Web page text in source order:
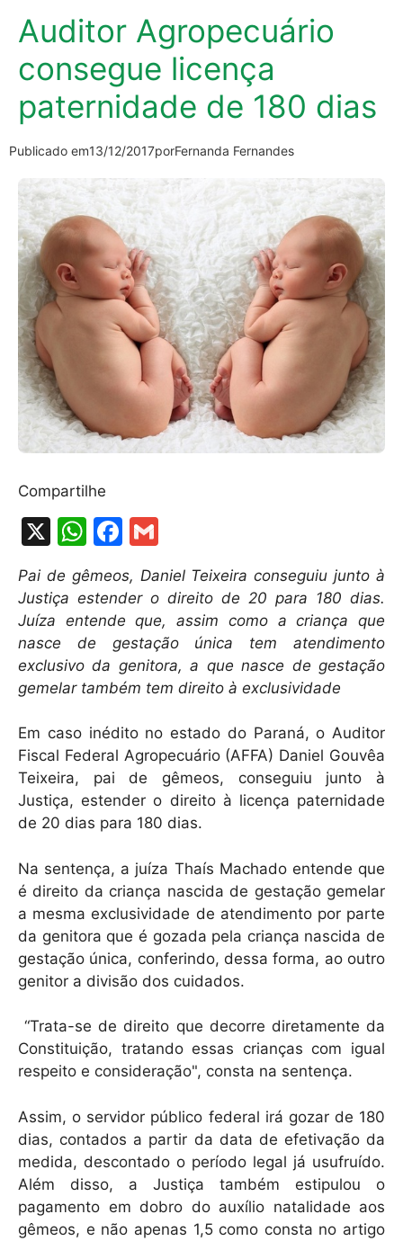
Auditor Agropecuário
consegue licença
paternidade de 180 dias
Publicado em13/12/2017porFernanda Fernandes
Compartilhe
X
W
h
at
s
A
p
p
F
c
e
b
o
o
k
m
ai
l
Pai de gêmeos, Daniel Teixeira conseguiu junto à
Justiça estender o direito de 20 para 180 dias.
Juíza entende que, assim como a criança que
nasce de gestação única tem atendimento
exclusivo da genitora, a que nasce de gestação
gemelar também tem direito à exclusividade
Em caso inédito no estado do Paraná, o Auditor
Fiscal Federal Agropecuário (AFFA) Daniel Gouvêa
Teixeira, pai de gêmeos, conseguiu junto à
Justiça, estender o direito à licença paternidade
de 20 dias para 180 dias.
Na sentença, a juíza Thaís Machado entende que
é direito da criança nascida de gestação gemelar
a mesma exclusividade de atendimento por parte
da genitora que é gozada pela criança nascida de
gestação única, conferindo, dessa forma, ao outro
genitor a divisão dos cuidados.
“Trata-se de direito que decorre diretamente da
Constituição, tratando essas crianças com igual
respeito e consideração", consta na sentença.
Assim, o servidor público federal irá gozar de 180
dias, contados a partir da data de efetivação da
medida, descontado o período legal já usufruído.
Além disso, a Justiça também estipulou o
pagamento em dobro do auxílio natalidade aos
gêmeos, e não apenas 1,5 como consta no artigo